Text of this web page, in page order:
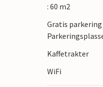
som går helt
det
ideell for
: 60 m2
Gratis parkering
Kaffetrakter
WiFi